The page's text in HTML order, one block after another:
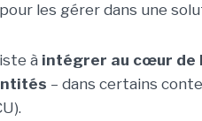
les gérer dans une
à intégrer au cœur de
– dans certains